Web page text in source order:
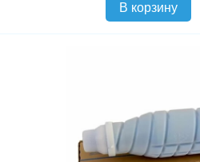
В корзину